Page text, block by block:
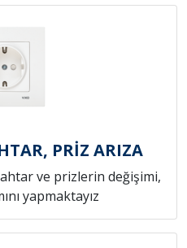
PRİZ ARIZA
ve prizlerin değişimi,
yapmaktayız